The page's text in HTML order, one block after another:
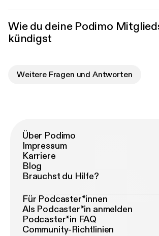
Wie du deine Podimo
kündigst
Weitere Fragen und Antworten
Über Podimo
Impressum
Karriere
Blog
Brauchst du Hilfe?
Für Podcaster*innen
Als Podcaster*in anmelden
Podcaster*in FAQ
Community-Richtlinien